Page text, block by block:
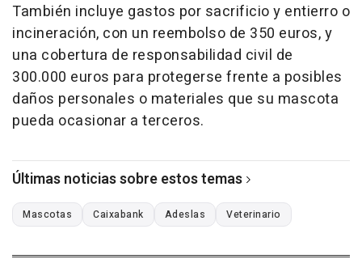
También incluye gastos por sacrificio y entierro o
incineración, con un reembolso de 350 euros, y
una cobertura de responsabilidad civil de
300.000 euros para protegerse frente a posibles
daños personales o materiales que su mascota
pueda ocasionar a terceros.
Últimas noticias sobre estos temas
Mascotas Caixabank Adeslas Veterinario